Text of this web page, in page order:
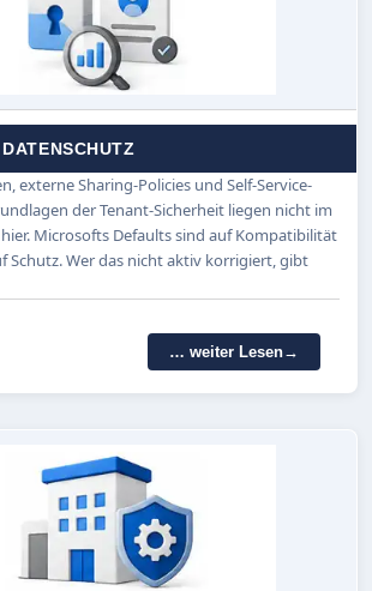
externe Sharing-Policies und Self-Service-
der Tenant-Sicherheit liegen nicht im
Microsofts Defaults sind auf Kompatibilität
Schutz. Wer das nicht aktiv korrigiert, gibt
… weiter Lesen